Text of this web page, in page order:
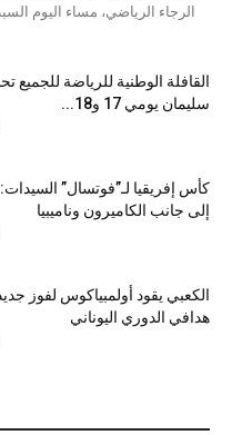
الرجاء الرياضي، مساء اليوم
القافلة الوطنية للرياضة للجميع
سليمان يومي 17 و18...
كأس إفريقيا لـ”فوتسال”
إلى جانب الكاميرون وناميبيا
الكعبي يقود أولمبياكوس لفوز
هدافي الدوري اليوناني